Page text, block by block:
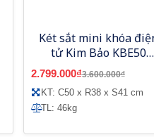
Két sắt mini khóa
tử Kim Bảo KBE50
chống cháy
2.799.000₫3.600.000₫
KT: C50 x R38 x S41 cm
TL: 46kg